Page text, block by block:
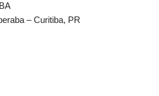
– Curitiba, PR